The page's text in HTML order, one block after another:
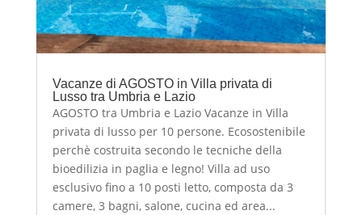
Vacanze di AGOSTO in Villa privata di
Lusso tra Umbria e Lazio
AGOSTO tra Umbria e Lazio Vacanze in Villa
privata di lusso per 10 persone. Ecosostenibile
perchè costruita secondo le tecniche della
bioedilizia in paglia e legno! Villa ad uso
esclusivo fino a 10 posti letto, composta da 3
camere, 3 bagni, salone, cucina ed area...